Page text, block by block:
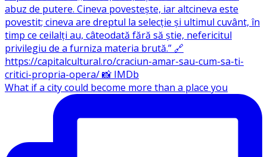
What if a city could become more than a place you